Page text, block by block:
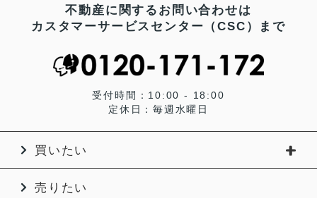
不動産に関するお問い合わせは
カスタマーサービスセンター（CSC）まで
受付時間：10:00 - 18:00
定休日：毎週水曜日
買いたい
売りたい